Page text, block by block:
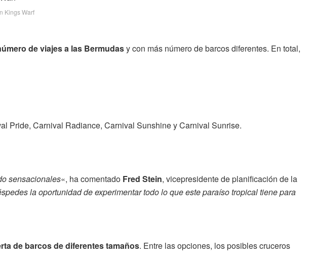
Kings Warf
de viajes a las Bermudasy con más número de barcos diferentes. En total,
Pride, Carnival Radiance, Carnival Sunshine y Carnival Sunrise.
sensacionales«, ha comentado Fred Stein, vicepresidente de planificación de la
la oportunidad de experimentar todo lo que este paraíso tropical tiene para
de barcos de diferentes tamaños. Entre las opciones, los posibles cruceros